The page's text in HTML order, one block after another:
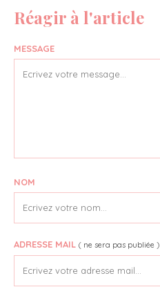
Réagir à l'article
MESSAGE
NOM
ADRESSE MAIL ( ne sera pas publiée )